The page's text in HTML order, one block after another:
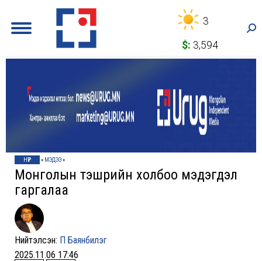
3
$: 3,594
НҮҮР » МЭДЭЭ»
Монголын тэшүүрийн холбоо мэдэгдэл
гаргалаа
Нийтэлсэн: П Баянбилэг
2025.11.06 17:46